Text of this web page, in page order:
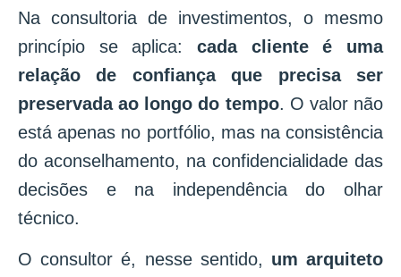
Na consultoria de investimentos, o mesmo
princípio se aplica: cada cliente é uma
relação de confiança que precisa ser
preservada ao longo do tempo. O valor não
está apenas no portfólio, mas na consistência
do aconselhamento, na confidencialidade das
decisões e na independência do olhar
técnico.
O consultor é, nesse sentido, um arquiteto